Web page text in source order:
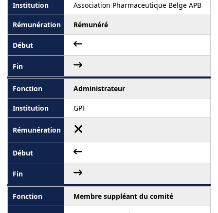
Association Pharmaceutique Belge APB
Rémunéré
Administrateur
GPF
Membre suppléant du comité